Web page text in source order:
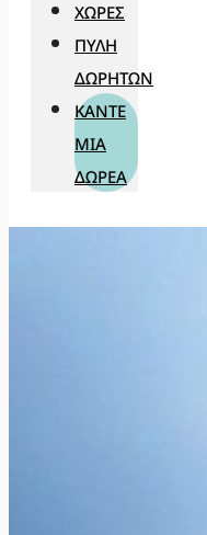
ΧΏΡΕΣ
ΠΎΛΗ
ΔΩΡΗΤΏΝ
ΚΆΝΤΕ
ΜΊΑ
ΔΩΡΕΆ